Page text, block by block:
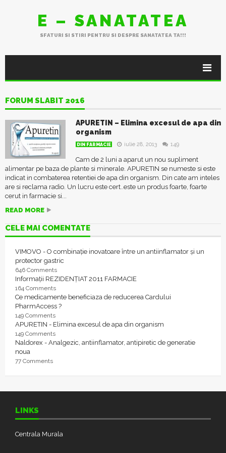
E – SANATATEA
SFATURI SI STIRI PENTRU SI DESPRE SANATATEA TA!!!
FORUM SLABIT 2016
APURETIN – Elimina excesul de apa din
organism
DIN FARMACIE iulie 28, 2013 149
Cam de 2 luni a aparut un nou supliment
alimentar pe baza de plante si minerale. APURETIN se numeste si este
indicat in combaterea retentiei de apa din organism. Din cate am inteles
are si reclama radio. Un lucru este cert..este un produs foarte, foarte
cerut in farmacie si...
READ MORE
CELE MAI COMENTATE
VIMOVO - O combinație inovatoare între un antiinflamator și un
protector gastric
646 Comments
Informații REZIDENȚIAT 2011 FARMACIE
164 Comments
Ce medicamente beneficiaza de reducerea Cardului
PharmAccess ?
149 Comments
APURETIN - Elimina excesul de apa din organism
149 Comments
Naldorex - Analgezic, antiinflamator, antipiretic de generatie
noua
77 Comments
LINKS
Centrala Murala